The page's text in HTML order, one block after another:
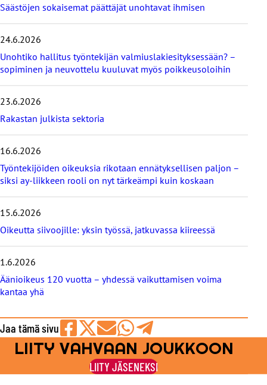
a
v
i
i
m
e
i
m
t
b
l
g
i
t
Säästöjen sokaisemat päättäjät unohtavat ihmisen
24.6.2026
Unohtiko hallitus työntekijän valmiuslakiesityksessään? –
sopiminen ja neuvottelu kuuluvat myös poikkeusoloihin
23.6.2026
Rakastan julkista sektoria
16.6.2026
Työntekijöiden oikeuksia rikotaan ennätyksellisen paljon –
siksi ay-liikkeen rooli on nyt tärkeämpi kuin koskaan
15.6.2026
Oikeutta siivoojille: yksin työssä, jatkuvassa kiireessä
1.6.2026
Äänioikeus 120 vuotta – yhdessä vaikuttamisen voima
kantaa yhä
Jaa tämä sivu
Jaa
Facebookissa
Jaa
viestipalvelu
X:ssä
Jaa
sähköpostilla
Jaa
WhatsAppilla
Jaa
Telegramilla
LIITY VAHVAAN JOUKKOON
LIITY JÄSENEKSI